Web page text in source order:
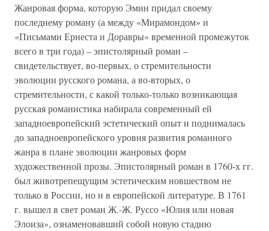
Жанровая форма, которую Эмин придал своему
последнему роману (а между «Мирамондом» и
«Письмами Ернеста и Доравры» временной промежуток
всего в три года) – эпистолярный роман –
свидетельствует, во-первых, о стремительности
эволюции русского романа, а во-вторых, о
стремительности, с какой только-только возникающая
русская романистика набирала современный ей
западноевропейский эстетический опыт и поднималась
до западноевропейского уровня развития романного
жанра в плане эволюции жанровых форм
художественной прозы. Эпистолярный роман в 1760-х гг.
был животрепещущим эстетическим новшеством не
только в России, но и в европейской литературе. В 1761
г. вышел в свет роман Ж.-Ж. Руссо «Юлия или новая
Элоиза», ознаменовавший собой новую стадию